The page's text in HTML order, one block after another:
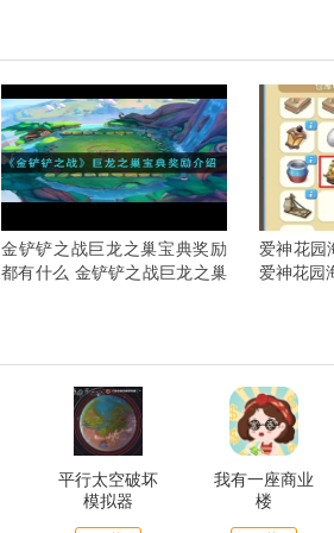
金铲铲之战巨龙之巢宝典奖励
都有什么 金铲铲之战巨龙之巢
爱神花园
爱神花园
平行太空破坏
模拟器
我有一座商业
楼